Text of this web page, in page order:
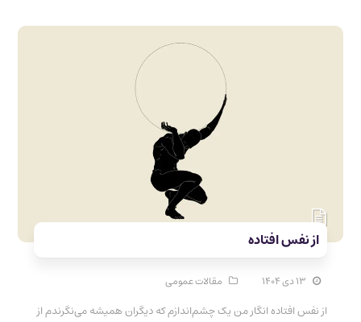
از نفس افتاده
۱۳ دی ۱۴۰۴ مقالات عمومی
از نفس افتاده انگار من یک چشم‌اندازم که دیگران همیشه می‌نگرندم از